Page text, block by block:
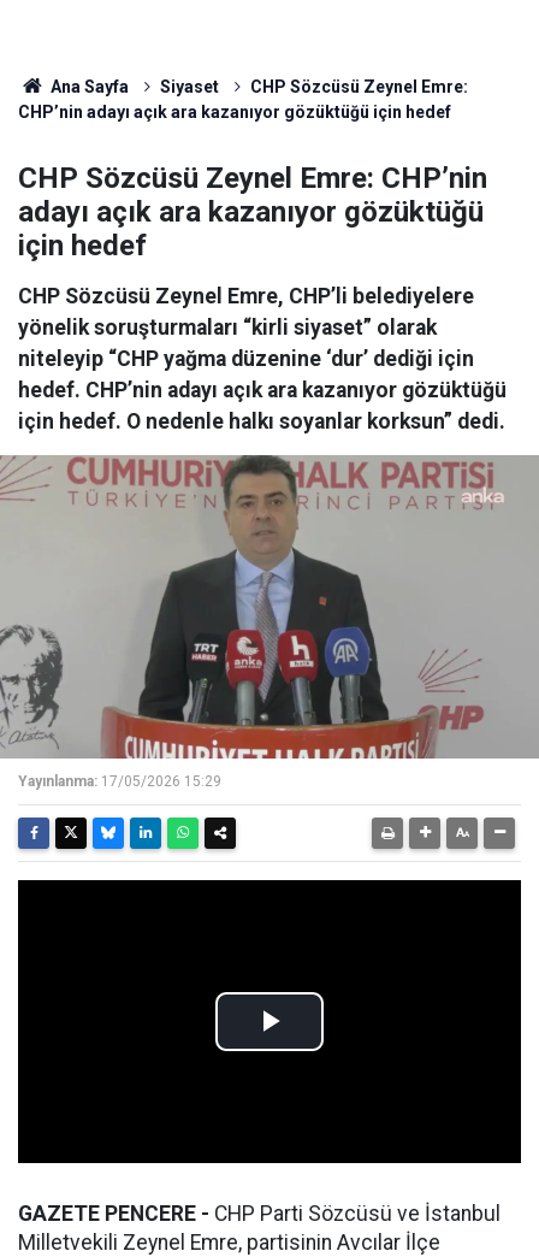
Ana Sayfa Siyaset
CHP Sözcüsü Zeynel Emre:
CHP’nin adayı açık ara kazanıyor gözüktüğü için hedef
CHP Sözcüsü Zeynel Emre: CHP’nin
adayı açık ara kazanıyor gözüktüğü
için hedef
CHP Sözcüsü Zeynel Emre, CHP’li belediyelere
yönelik soruşturmaları “kirli siyaset” olarak
niteleyip “CHP yağma düzenine ‘dur’ dediği için
hedef. CHP’nin adayı açık ara kazanıyor gözüktüğü
için hedef. O nedenle halkı soyanlar korksun” dedi.
Yayınlanma: 17/05/2026 15:29
GAZETE PENCERE - CHP Parti Sözcüsü ve İstanbul
Milletvekili Zeynel Emre, partisinin Avcılar İlçe